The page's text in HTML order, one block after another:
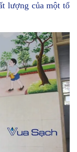
lượng của một tổ